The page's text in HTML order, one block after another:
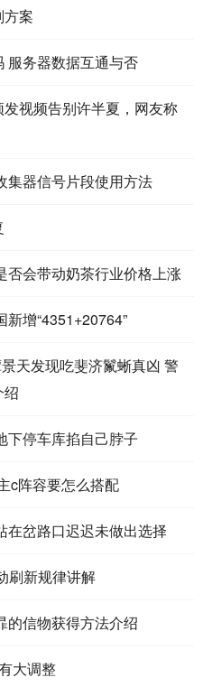
案
服务器数据互通与否
发视频告别许半夏，网友称
集器信号片段使用方法
否会带动奶茶行业价格上涨
增“4351+20764”
天发现吃斐济鬣蜥真凶 警
绍
下停车库掐自己脖子
c阵容要怎么搭配
在岔路口迟迟未做出选择
刷新规律讲解
的信物获得方法介绍
大调整